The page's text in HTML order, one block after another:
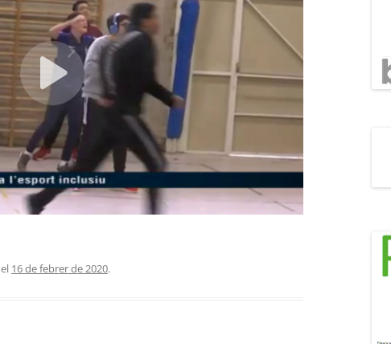
el 16 de febrer de 2020.